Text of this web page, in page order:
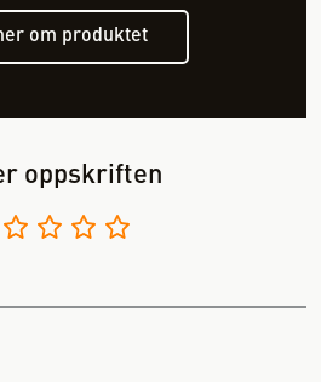
om produktet
oppskriften